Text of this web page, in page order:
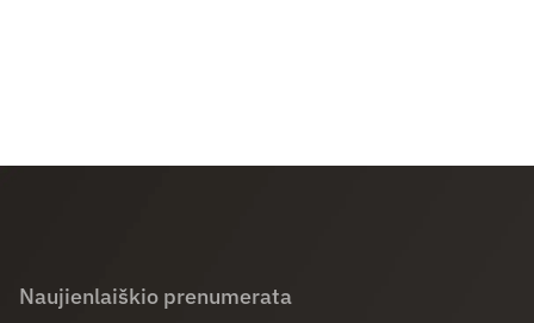
Naujienlaiškio prenumerata